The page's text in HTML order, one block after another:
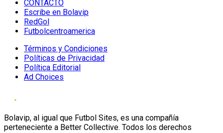
CONTACTO
Escribe en Bolavip
RedGol
Futbolcentroamerica
Términos y Condiciones
Políticas de Privacidad
Política Editorial
Ad Choices
Bolavip, al igual que Futbol Sites, es una compañía
perteneciente a Better Collective. Todos los derechos